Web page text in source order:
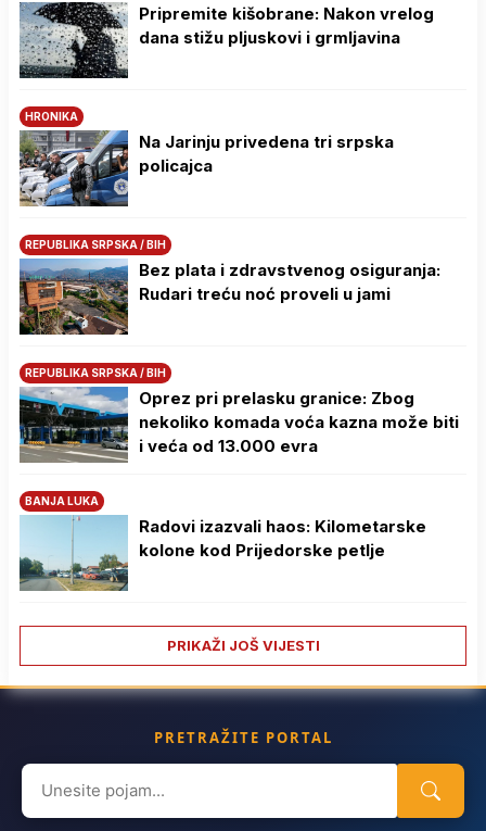
Pripremite kišobrane: Nakon vrelog
dana stižu pljuskovi i grmljavina
HRONIKA
Na Јarinju privedena tri srpska
policajca
REPUBLIKA SRPSKA / BIH
Bez plata i zdravstvenog osiguranja:
Rudari treću noć proveli u jami
REPUBLIKA SRPSKA / BIH
Oprez pri prelasku granice: Zbog
nekoliko komada voća kazna može biti
i veća od 13.000 evra
BANJA LUKA
Radovi izazvali haos: Kilometarske
kolone kod Prijedorske petlje
PRIKAŽI JOŠ VIJESTI
PRETRAŽITE PORTAL
Search
for: